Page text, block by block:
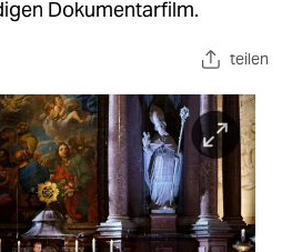
Dokumentarfilm.
teilen